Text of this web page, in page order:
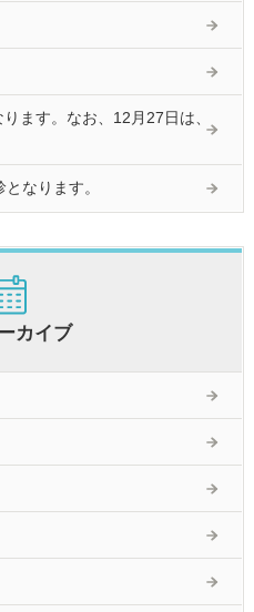
ます。なお、12月27日は、
なります。
カイブ